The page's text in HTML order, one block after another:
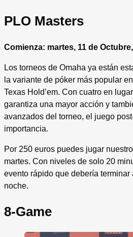
PLO Masters
Comienza: martes, 11 de
Los torneos de Omaha ya están
la variante de póker más popular
Texas Hold’em. Con cuatro en
garantiza una mayor acción y
avanzados del torneo, el juego
importancia.
Por 250 euros puedes jugar
martes. Con niveles de solo 20
evento rápido que debería terminar
noche.
8-Game